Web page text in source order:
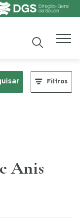
Filtros
Anis